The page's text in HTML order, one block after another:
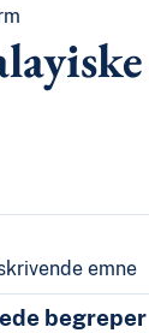
språk
språk
stadier ogemne
begreper